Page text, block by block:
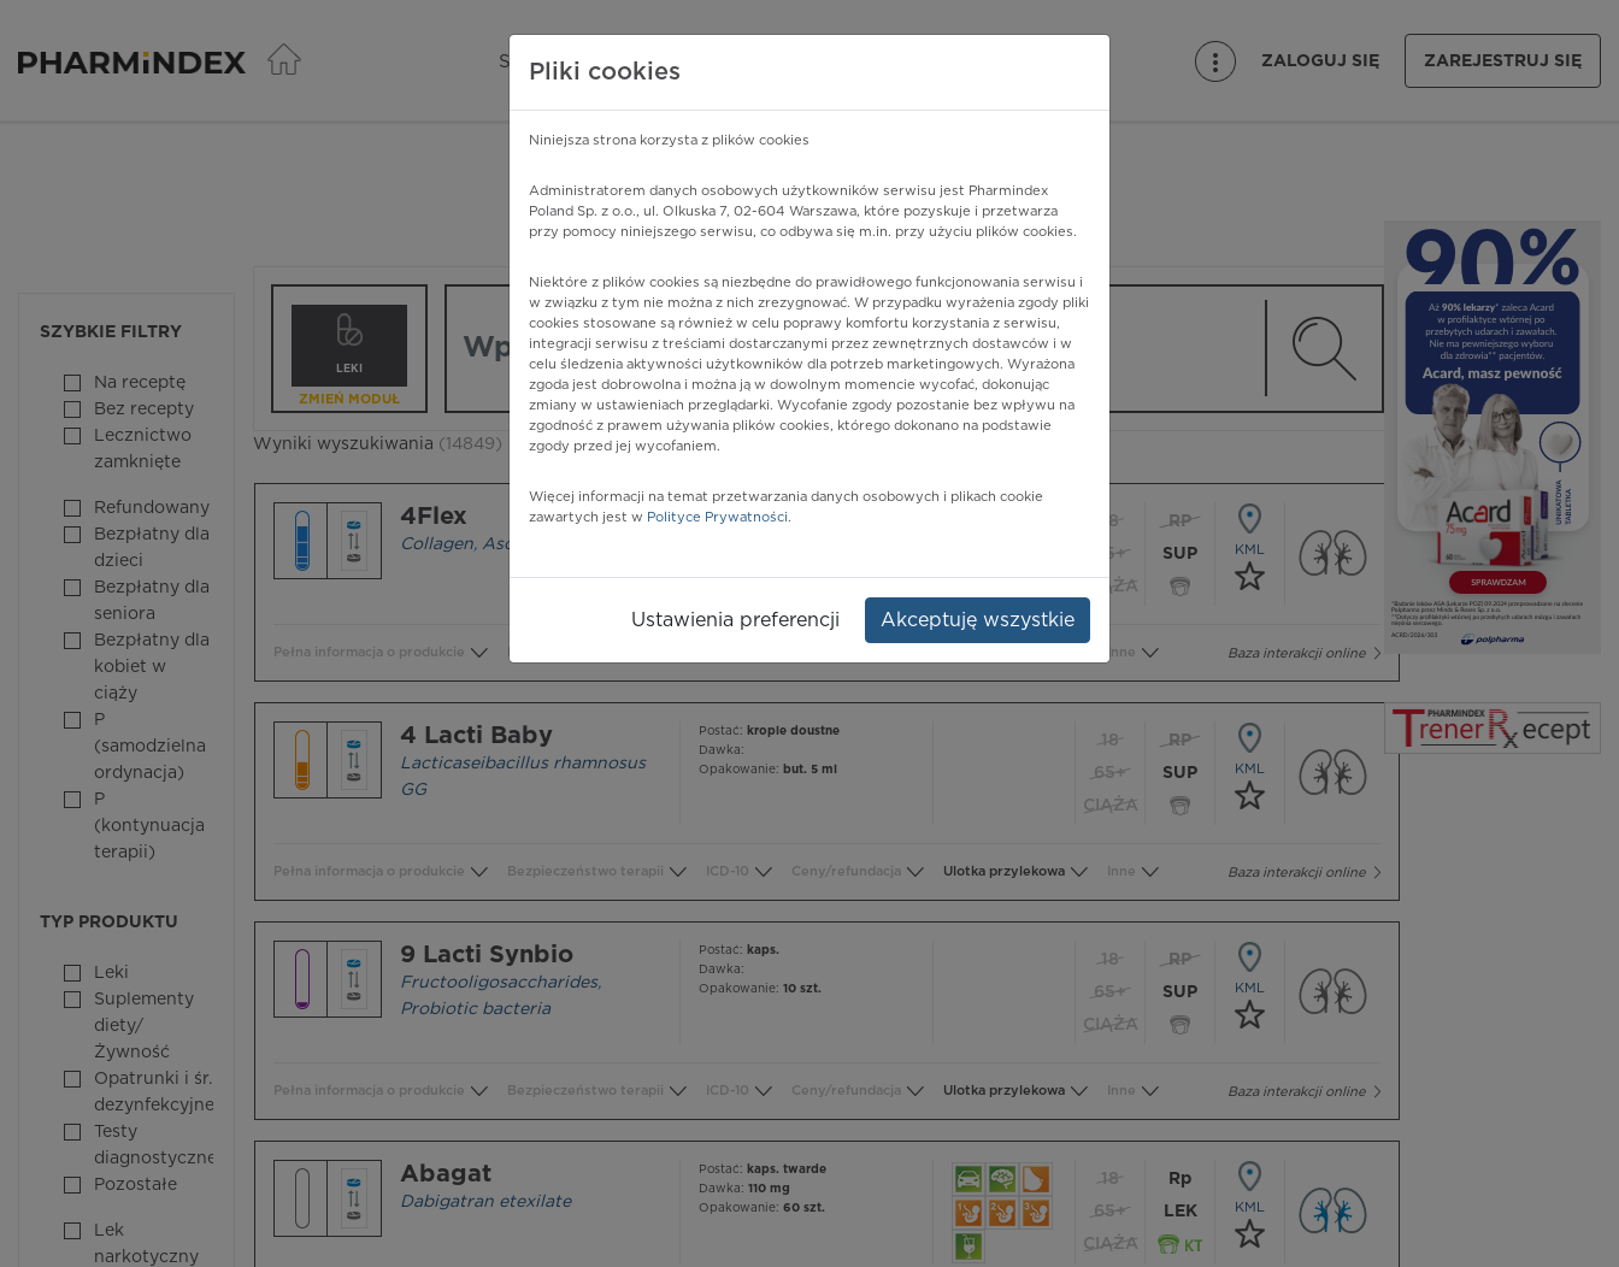
Pharmindex - lider wiedzy o lekach
SERWISY PHARMINDEX ZALOGUJ SIĘ ZAREJESTRUJ SIĘ
SZYBKIE FILTRY
Na receptę
Bez recepty
Lecznictwo
zamknięte
Refundowany
Bezpłatny dla
dzieci
Bezpłatny dla
seniora
Bezpłatny dla
kobiet w
ciąży
P
(samodzielna
ordynacja)
P
(kontynuacja
terapii)
TYP PRODUKTU
Leki
Suplementy
diety/
Żywność
Opatrunki i śr.
dezynfekcyjne
Testy
diagnostyczne
Pozostałe
Lek
narkotyczny
Pharmindex
lider wiedzy o lekach
LEKI
ZMIEŃ MODUŁ
Wpisz nazwę lub substancję czynną
Wyniki wyszukiwania (14849)
4Flex
Collagen, Ascorbic acid
Postać:proszek do sporz. zaw.
18
65+
CIĄŻA
RP
SUP
KML
Baza interakcji online
Pełna informacja o produkcie Inne
4 Lacti Baby
Lacticaseibacillus rhamnosus
GG
Postać: krople doustne
Dawka:
Opakowanie: but. 5 ml
18
65+
CIĄŻA
RP
SUP
KML
Baza interakcji online
Pełna informacja o produkcie Bezpieczeństwo terapii ICD-10 Ceny/refundacja Ulotka przylekowa Inne
9 Lacti Synbio
Fructooligosaccharides,
Probiotic bacteria
Postać: kaps.
Dawka:
Opakowanie: 10 szt.
18
65+
CIĄŻA
RP
SUP
KML
Baza interakcji online
Pełna informacja o produkcie Bezpieczeństwo terapii ICD-10 Ceny/refundacja Ulotka przylekowa Inne
Abagat
Dabigatran etexilate
Postać: kaps. twarde
Dawka: 110 mg
Opakowanie: 60 szt.
18
65+
CIĄŻA
Rp
LEK
KML
Pliki cookies
Niniejsza strona korzysta z plików cookies
Administratorem danych osobowych użytkowników serwisu jest Pharmindex
Poland Sp. z o.o., ul. Olkuska 7, 02-604 Warszawa, które pozyskuje i przetwarza
przy pomocy niniejszego serwisu, co odbywa się m.in. przy użyciu plików cookies.
Niektóre z plików cookies są niezbędne do prawidłowego funkcjonowania serwisu i
w związku z tym nie można z nich zrezygnować. W przypadku wyrażenia zgody pliki
cookies stosowane są również w celu poprawy komfortu korzystania z serwisu,
integracji serwisu z treściami dostarczanymi przez zewnętrznych dostawców i w
celu śledzenia aktywności użytkowników dla potrzeb marketingowych. Wyrażona
zgoda jest dobrowolna i można ją w dowolnym momencie wycofać, dokonując
zmiany w ustawieniach przeglądarki. Wycofanie zgody pozostanie bez wpływu na
zgodność z prawem używania plików cookies, którego dokonano na podstawie
zgody przed jej wycofaniem.
Więcej informacji na temat przetwarzania danych osobowych i plikach cookie
zawartych jest w Polityce Prywatności.
Ustawienia preferencji Akceptuję wszystkie